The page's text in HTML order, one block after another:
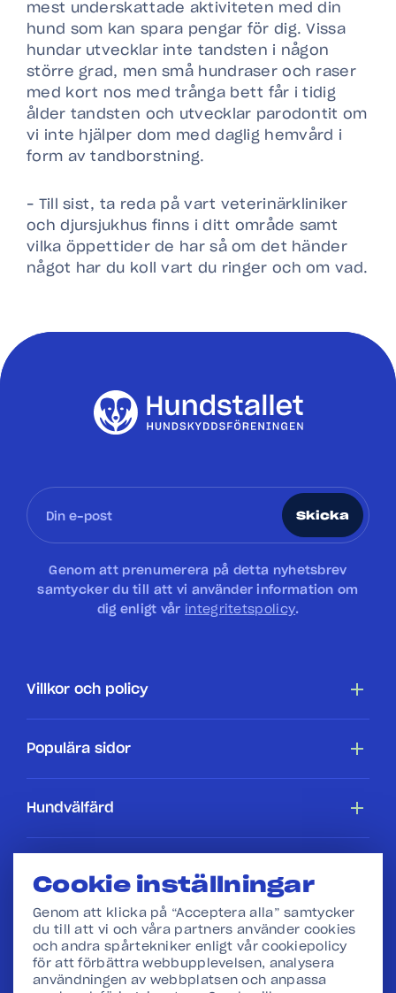
Cookie inställningar
Genom att klicka på “Acceptera alla” samtycker
du till att vi och våra partners använder cookies
och andra spårtekniker enligt vår cookiepolicy
för att förbättra webbupplevelsen, analysera
användningen av webbplatsen och anpassa
mest underskattade aktiviteten med din
hund som kan spara pengar för dig. Vissa
hundar utvecklar inte tandsten i någon
större grad, men små hundraser och raser
med kort nos med trånga bett får i tidig
ålder tandsten och utvecklar parodontit om
vi inte hjälper dom med daglig hemvård i
form av tandborstning.
– Till sist, ta reda på vart veterinärkliniker
och djursjukhus finns i ditt område samt
vilka öppettider de har så om det händer
något har du koll vart du ringer och om vad.
Skicka
Genom att prenumerera på detta nyhetsbrev
samtycker du till att vi använder information om
dig enligt vår integritetspolicy.
Villkor och policy
Tillgänglighetsredogörelse
Populära sidor
Hundar
Webbshop
Hundvälfärd
I skolan
Press
Vår verksamhet